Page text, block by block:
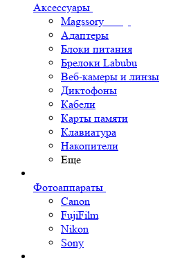
Аксессуары
Magssory
Адаптеры
Блоки питания
Брелоки Labubu
Веб-камеры и линзы
Диктофоны
Кабели
Карты памяти
Клавиатура
Накопители
Еще
Фотоаппараты
Canon
FujiFilm
Nikon
Sony